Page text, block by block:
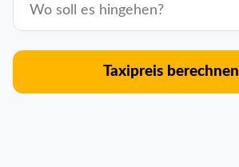
Taxipreis berechnen